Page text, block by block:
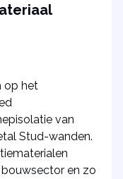
op het
van
Stud-wanden.
en zo